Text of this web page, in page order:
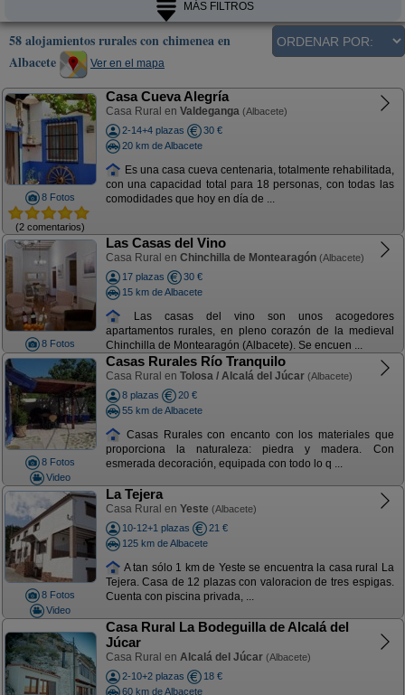
MÁS FILTROS
58 alojamientos rurales con chimenea en
Albacete
Ver en el mapa
8 Fotos
(2 comentarios)
Casa Cueva Alegría
Casa Rural en Valdeganga (Albacete)
2-14+4 plazas
30 €
20 km de Albacete
Es una casa cueva centenaria, totalmente rehabilitada,
con una capacidad total para 18 personas, con todas las
comodidades que hoy en día de ...
8 Fotos
Las Casas del Vino
Casa Rural en Chinchilla de Montearagón (Albacete)
17 plazas
30 €
15 km de Albacete
Las casas del vino son unos acogedores
apartamentos rurales, en pleno corazón de la medieval
Chinchilla de Montearagón (Albacete). Se encuen ...
8 Fotos
Video
Casas Rurales Río Tranquilo
Casa Rural en Tolosa / Alcalá del Júcar (Albacete)
8 plazas
20 €
55 km de Albacete
Casas Rurales con encanto con los materiales que
proporciona la naturaleza: piedra y madera. Con
esmerada decoración, equipada con todo lo q ...
8 Fotos
Video
La Tejera
Casa Rural en Yeste (Albacete)
10-12+1 plazas
21 €
125 km de Albacete
A tan sólo 1 km de Yeste se encuentra la casa rural La
Tejera. Casa de 12 plazas con valoracion de tres espigas.
Cuenta con piscina privada, ...
Casa Rural La Bodeguilla de Alcalá del
Júcar
Casa Rural en Alcalá del Júcar (Albacete)
2-10+2 plazas
18 €
60 km de Albacete